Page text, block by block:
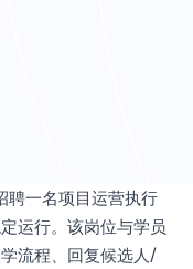
一名项目运营执行
运行。该岗位与学员
流程、回复候选人/